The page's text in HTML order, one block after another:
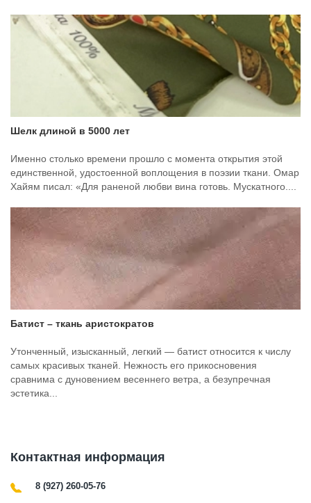
Шелк длиной в 5000 лет
Именно столько времени прошло с момента открытия этой
единственной, удостоенной воплощения в поэзии ткани. Омар
Хайям писал: «Для раненой любви вина готовь. Мускатного....
Батист – ткань аристократов
Утонченный, изысканный, легкий — батист относится к числу
самых красивых тканей. Нежность его прикосновения
сравнима с дуновением весеннего ветра, а безупречная
эстетика...
Контактная информация
8 (927) 260-05-76